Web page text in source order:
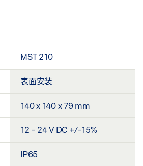
MST 210
表面安装
140 x 140 x 79 mm
12 - 24 V DC +/-15%
IP65